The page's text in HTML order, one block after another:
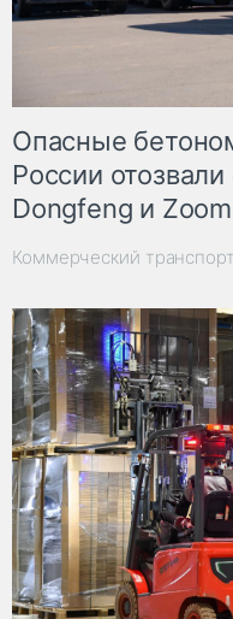
Опасные
России
Dongfeng и
Коммерческий транспорт